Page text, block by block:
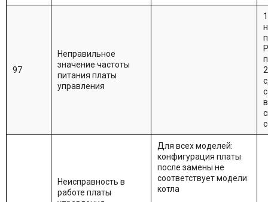
97
Неправильное
значение частоты
питания платы
управления
Неисправность в
работе платы
Для всех моделей:
конфигурация платы
после замены не
соответствует модели
котла